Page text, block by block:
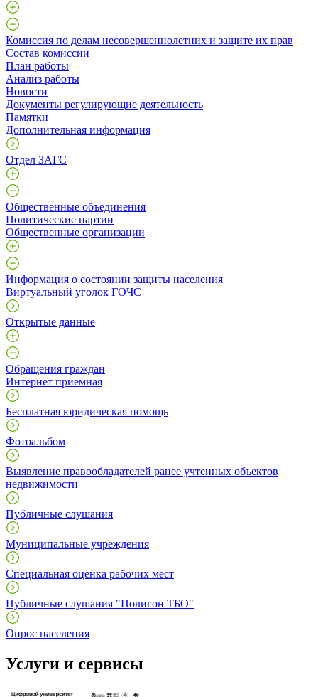
Комиссия по делам несовершеннолетних и защите их прав
Состав комиссии
План работы
Анализ работы
Новости
Документы регулирующие деятельность
Памятки
Дополнительная информация
Отдел ЗАГС
Общественные объединения
Политические партии
Общественные организации
Информация о состоянии защиты населения
Виртуальный уголок ГОЧС
Открытые данные
Обращения граждан
Интернет приемная
Бесплатная юридическая помощь
Фотоальбом
Выявление правообладателей ранее учтенных объектов
недвижимости
Публичные слушания
Муниципальные учреждения
Специальная оценка рабочих мест
Публичные слушания "Полигон ТБО"
Опрос населения
Услуги и сервисы